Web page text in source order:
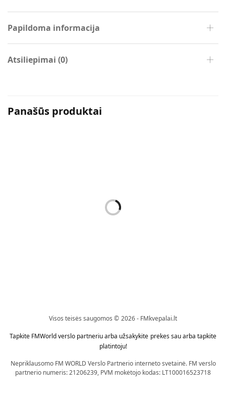
Papildoma informacija
Atsiliepimai (0)
Panašūs produktai
Visos teisės saugomos © 2026 - FMkvepalai.lt
Tapkite FMWorld verslo partneriu arba užsakykite prekes sau arba tapkite
platintoju!
Nepriklausomo FM WORLD Verslo Partnerio interneto svetainė. FM verslo
partnerio numeris: 21206239, PVM mokėtojo kodas: LT100016523718